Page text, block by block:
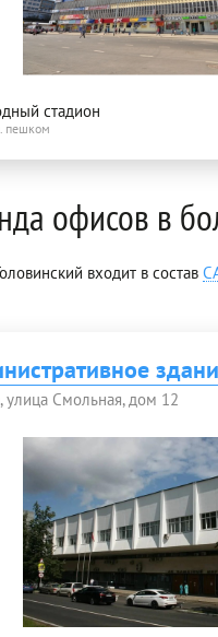
стадион
пешком
офисов в
входит в состав
улица Смольная, дом 12